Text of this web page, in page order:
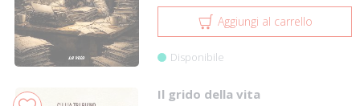
Aggiungi al carrello
Disponibile
Il grido della vita